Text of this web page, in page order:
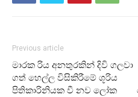
Previous article
මාරක රිය අනතුරකින් දිවි ගලවා
ගත් හෙල්ල විසිකිරීමේ ශූරිය
පිතිකාරිනියක වී නව ලෝක